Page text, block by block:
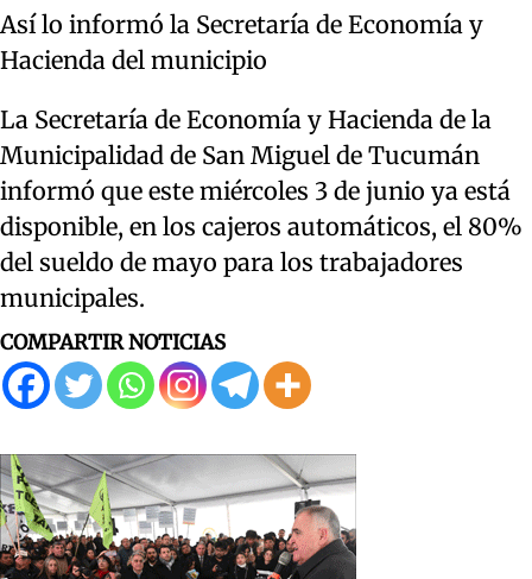
Así lo informó la Secretaría de Economía y
Hacienda del municipio
La Secretaría de Economía y Hacienda de la
Municipalidad de San Miguel de Tucumán
informó que este miércoles 3 de junio ya está
disponible, en los cajeros automáticos, el 80%
del sueldo de mayo para los trabajadores
municipales.
COMPARTIR NOTICIAS